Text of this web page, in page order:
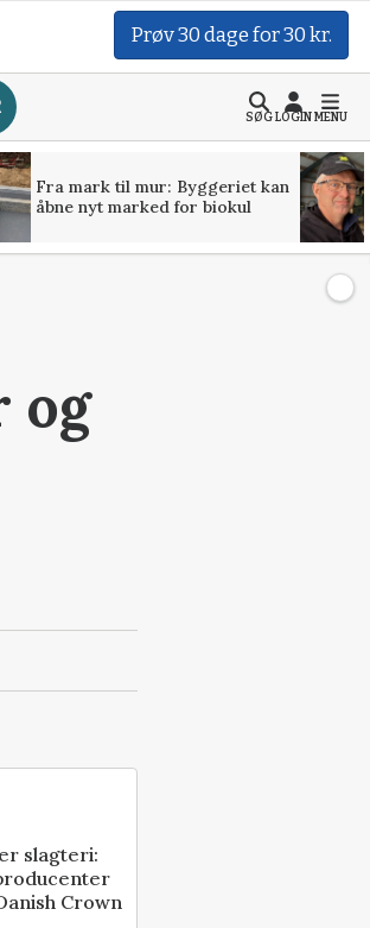
Prøv 30 dage for 30 kr.
SØGLOGINMENU
Fra mark til mur: Byggeriet kan
åbne nyt marked for biokul
og
slagteri:
Crown